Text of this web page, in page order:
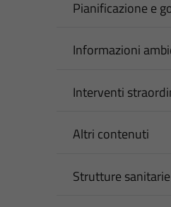
Pianificazione e
Informazioni
Interventi
Altri contenuti
Strutture